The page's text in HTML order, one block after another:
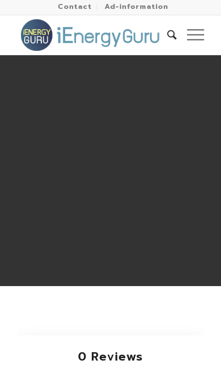
Contact Ad-information
0 Reviews